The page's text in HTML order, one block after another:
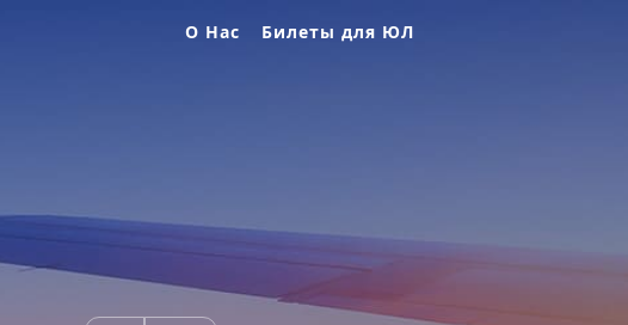
О Нас Билеты для ЮЛ